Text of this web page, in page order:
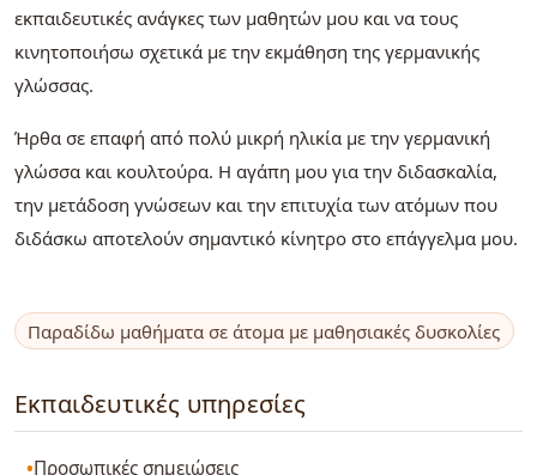
εκπαιδευτικές ανάγκες των μαθητών μου και να τους
κινητοποιήσω σχετικά με την εκμάθηση της γερμανικής
γλώσσας.
Ήρθα σε επαφή από πολύ μικρή ηλικία με την γερμανική
γλώσσα και κουλτούρα. Η αγάπη μου για την διδασκαλία,
την μετάδοση γνώσεων και την επιτυχία των ατόμων που
διδάσκω αποτελούν σημαντικό κίνητρο στο επάγγελμα μου.
Παραδίδω μαθήματα σε άτομα με μαθησιακές δυσκολίες
Εκπαιδευτικές υπηρεσίες
Προσωπικές σημειώσεις